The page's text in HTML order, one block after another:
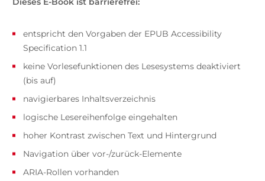
entspricht den Vorgaben der EPUB Accessibility
Specification 1.1
keine Vorlesefunktionen des Lesesystems deaktiviert
(bis auf)
navigierbares Inhaltsverzeichnis
logische Lesereihenfolge eingehalten
hoher Kontrast zwischen Text und Hintergrund
Navigation über vor-/zurück-Elemente
ARIA-Rollen vorhanden